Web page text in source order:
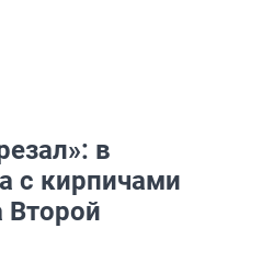
в
с кирпичами
Второй